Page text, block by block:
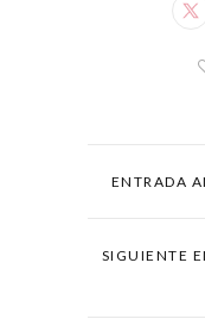
ENTRADA
SIGUIENTE